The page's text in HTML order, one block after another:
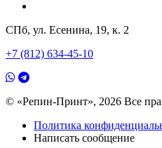
СПб, ул. Есенина, 19, к. 2
+7 (812) 634-45-10
© «Репин-Принт», 2026 Все
Политика
Написать сообщение